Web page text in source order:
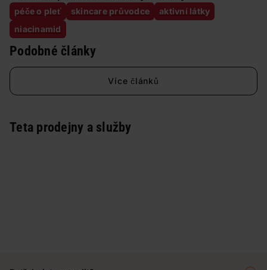
péče o pleť skincare průvodce
aktivní látky
niacinamid
Podobné články
Více článků
Teta prodejny a služby